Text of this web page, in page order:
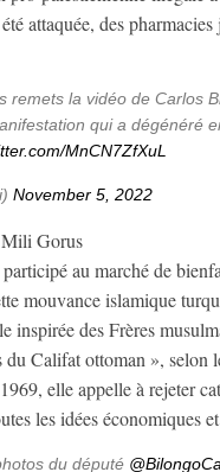
attaquée, des
remets la vidéo de Carlos
qui a dégénéré
MnCN7ZfXuL
November 5, 2022
Mili Gorus
au marché de
mouvance islamique
inspirée des Frères
du Califat ottoman »,
elle appelle à rejeter
les idées économiques
du député